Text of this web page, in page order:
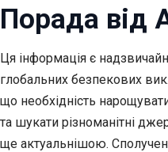
Порада від
Ця інформація є
глобальних безпекових
що необхідність
та шукати різноманітні
ще актуальнішою.